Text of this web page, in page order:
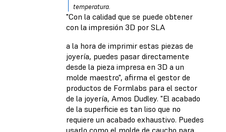
temperatura.
"Con la calidad que se puede obtener
con la impresión 3D por SLA
a la hora de imprimir estas piezas de
joyería, puedes pasar directamente
desde la pieza impresa en 3D a un
molde maestro", afirma el gestor de
productos de Formlabs para el sector
de la joyería, Amos Dudley. "El acabado
de la superficie es tan liso que no
requiere un acabado exhaustivo. Puedes